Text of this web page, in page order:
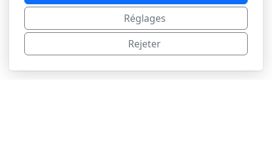
Réglages
Rejeter